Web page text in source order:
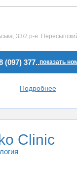
33/2 р-н.
(097) 377..показать
Подробнее
Clinic